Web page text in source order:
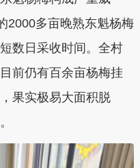
2000多亩晚熟东魁杨梅
数日采收时间。全村
前仍有百余亩杨梅挂
果实极易大面积脱